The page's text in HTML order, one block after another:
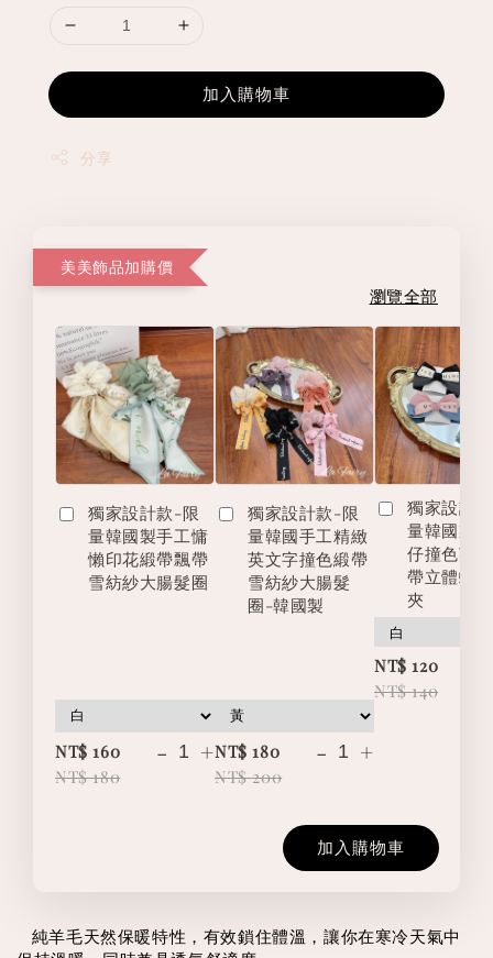
加入購物車
分享
美美飾品加購價
瀏覽全部
獨家設計款-限
量韓國製手工慵
懶印花緞帶飄帶
雪紡紗大腸髮圈
NT$ 160
NT$ 180
- +
獨家設計款-限
量韓國手工精緻
英文字撞色緞帶
雪紡紗大腸髮
圈-韓國製
NT$ 180
NT$ 200
- +
獨家設計
量韓國製
仔撞色英
帶立體蝴
夾
NT$ 120
NT$ 140
加入購物車